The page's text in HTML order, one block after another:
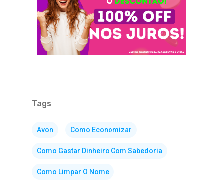
Tags
Avon Como Economizar
Como Gastar Dinheiro Com Sabedoria
Como Limpar O Nome